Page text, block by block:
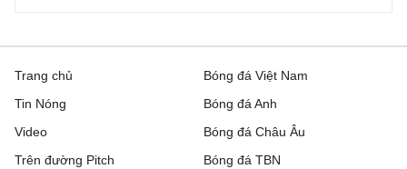
Trang chủ
Tin Nóng
Video
Trên đường Pitch
Bóng đá Việt Nam
Bóng đá Anh
Bóng đá Châu Âu
Bóng đá TBN